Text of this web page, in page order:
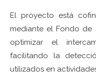
El proyecto está
mediante el Fondo de
optimizar el
facilitando la
utilizados en